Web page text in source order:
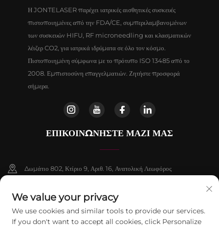
Η JONTELASER παρέχει ιατρικές αισθητικές συσκευές
πιστοποιημένες από την FDA/CE, συμπεριλαμβανομένων
των συσκευών HIFU, RF microneedling και κλασματικών
λέιζερ CO2, για ιατρικά ιδρύματα σε όλο τον κόσμο.
Πιστοποιημένη σύμφωνα με το πρότυπο ISO 13485 από το
2008. Εμπιστοσύνη επαγγελματιών. Ζητήστε προσφορά
σήμερα.
ΕΠΙΚΟΙΝΩΝΗΣΤΕ ΜΑΖΙ ΜΑΣ
Δωμάτιο 802, Κτίριο 9, Αριθ. 16, Ανατολική Λεωφόρος
+86-13911459627
[email protected]
We value your privacy
We use cookies and similar tools to provide our services.
If you don't want to accept all cookies, click Personalize